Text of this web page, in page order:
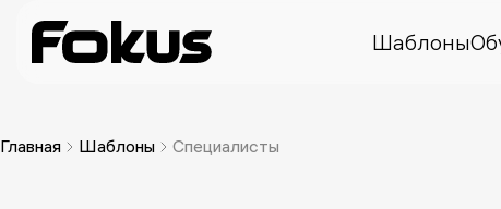
Шаблоны
Главная Шаблоны Специалисты